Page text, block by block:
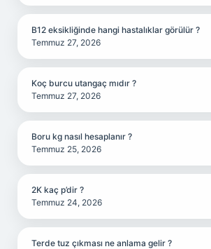
B12 eksikliğinde hangi hastalıklar görülür ?
Temmuz 27, 2026
Koç burcu utangaç mıdır ?
Temmuz 27, 2026
Boru kg nasıl hesaplanır ?
Temmuz 25, 2026
2K kaç p’dir ?
Temmuz 24, 2026
Terde tuz çıkması ne anlama gelir ?